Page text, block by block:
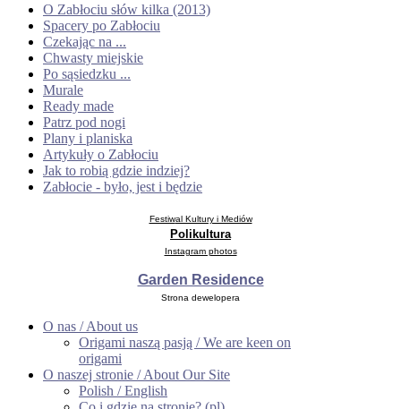
O Zabłociu słów kilka (2013)
Spacery po Zabłociu
Czekając na ...
Chwasty miejskie
Po sąsiedzku ...
Murale
Ready made
Patrz pod nogi
Plany i planiska
Artykuły o Zabłociu
Jak to robią gdzie indziej?
Zabłocie - było, jest i będzie
Festiwal Kultury i Mediów
Polikultura
Instagram photos
Garden Residence
Strona dewelopera
O nas / About us
Origami naszą pasją / We are keen on
origami
O naszej stronie / About Our Site
Polish / English